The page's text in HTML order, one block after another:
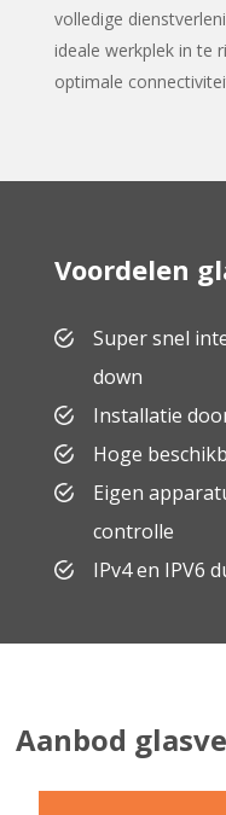
volledige
ideale werkplek in te
optimale
Voordelen
Super snel
down
Installatie
Hoge
Eigen
controlle
IPv4 en IPV6
Aanbod